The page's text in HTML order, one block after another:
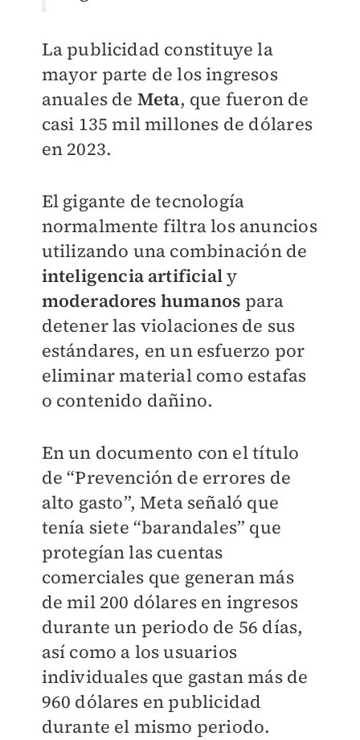
La publicidad constituye la
mayor parte de los ingresos
anuales de Meta, que fueron de
casi 135 mil millones de dólares
en 2023.
El gigante de tecnología
normalmente filtra los anuncios
utilizando una combinación de
inteligencia artificialy
moderadores humanos para
detener las violaciones de sus
estándares, en un esfuerzo por
eliminar material como estafas
o contenido dañino.
En un documento con el título
de “Prevención de errores de
alto gasto”, Meta señaló que
tenía siete “barandales” que
protegían las cuentas
comerciales que generan más
de mil 200 dólares en ingresos
durante un periodo de 56 días,
así como a los usuarios
individuales que gastan más de
960 dólares en publicidad
durante el mismo periodo.